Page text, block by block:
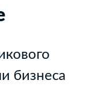
бизнеса